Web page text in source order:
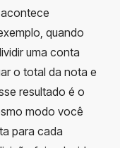
quando
uma conta
o total da nota e
resultado é o
modo você
para cada